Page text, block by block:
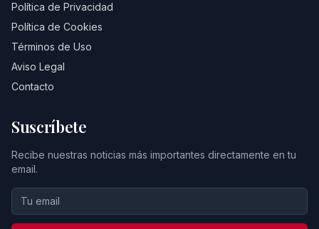
Política de Privacidad
Política de Cookies
Términos de Uso
Aviso Legal
Contacto
Suscríbete
Recibe nuestras noticias más importantes directamente en tu
email.